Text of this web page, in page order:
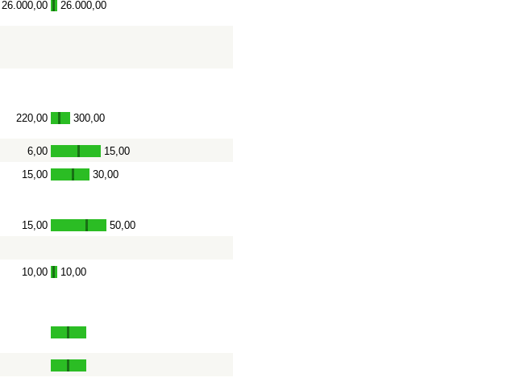
26.000,00 - 26.000,00
220,00 - 300,00
6,00 - 15,00
15,00 - 30,00
15,00 - 50,00
10,00 - 10,00